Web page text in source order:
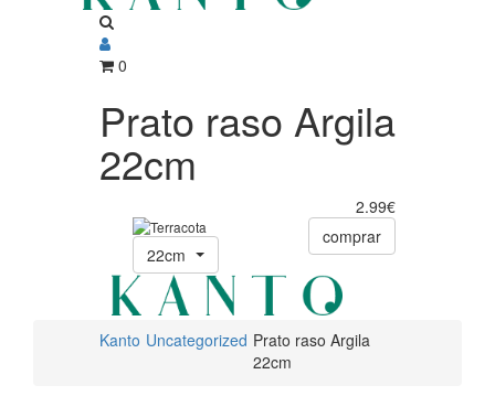
0
Prato raso Argila
22cm
2.99€
22cm
comprar
Kanto Uncategorized Prato raso Argila
22cm